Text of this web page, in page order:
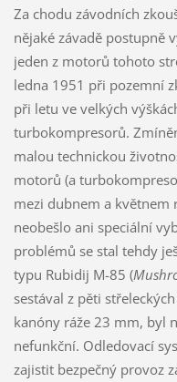
Za chodu závodních
nějaké závadě postupně
jeden z motorů tohoto
ledna 1951 při pozemní
při letu ve velkých
turbokompresorů.
malou technickou
motorů (a
mezi dubnem a květnem
neobešlo ani speciální
problémů se stal tehdy
typu Rubidij M-85 (
sestával z pěti
kanóny ráže 23 mm, byl
nefunkční. Odledovací
zajistit bezpečný provoz